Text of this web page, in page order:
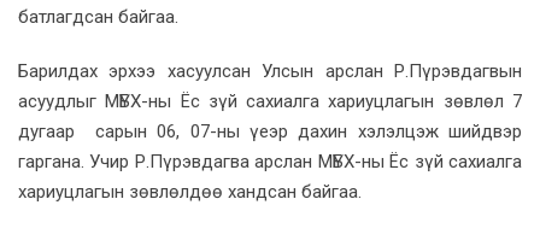
батлагдсан байгаа.
Барилдах эрхээ хасуулсан Улсын арслан Р.Пүрэвдагвын
асуудлыг МҮБХ-ны Ёс зүй сахиалга хариуцлагын зөвлөл 7
дугаар сарын 06, 07-ны үеэр дахин хэлэлцэж шийдвэр
гаргана. Учир Р.Пүрэвдагва арслан МҮБХ-ны Ёс зүй сахиалга
хариуцлагын зөвлөлдөө хандсан байгаа.